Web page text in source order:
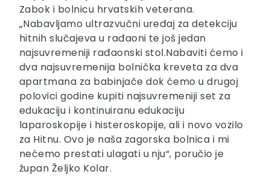
Zabok i bolnicu hrvatskih veterana.
„Nabavljamo ultrazvučni uređaj za detekciju
hitnih slučajeva u rađaoni te još jedan
najsuvremeniji rađaonski stol.Nabaviti ćemo i
dva najsuvremenija bolnička kreveta za dva
apartmana za babinjače dok ćemo u drugoj
polovici godine kupiti najsuvremeniji set za
edukaciju i kontinuiranu edukaciju
laparoskopije i histeroskopije, ali i novo vozilo
za Hitnu. Ovo je naša zagorska bolnica i mi
nećemo prestati ulagati u nju“, poručio je
župan Željko Kolar.